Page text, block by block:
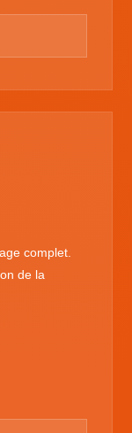
complet.
de la